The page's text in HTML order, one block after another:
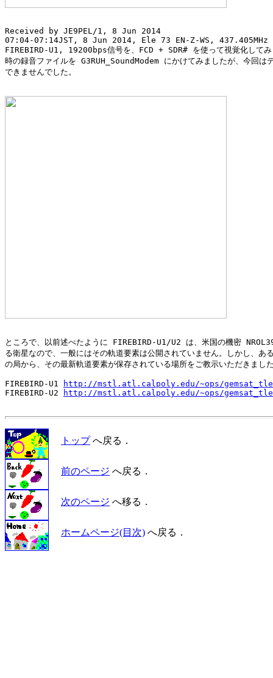
Received by JE9PEL/1, 8 Jun 2014
07:04-07:14JST, 8 Jun 2014, Ele 73 EN-Z-WS, 437.405MHz
FIREBIRD-U1, 19200bps信号を、FCD + SDR# を使って視覚化してみ
時の録音ファイルを G3RUH_SoundModem にかけてみましたが、今回は
できませんでした。
ところで、以前述べたように FIREBIRD-U1/U2 は、米国の機密
る衛星なので、一般にはその軌道要素は公開されていません。しかし、あ
の局から、その最新軌道要素が保存されている場所をご教示いただきまし
FIREBIRD-U1
http://mstl.atl.calpoly.edu/~ops/gemsat_tle/
FIREBIRD-U2
http://mstl.atl.calpoly.edu/~ops/gemsat_tle/
トップへ戻る．
前のページ へ戻る．
次のページ へ移る．
ホームページ(目次) へ戻る．